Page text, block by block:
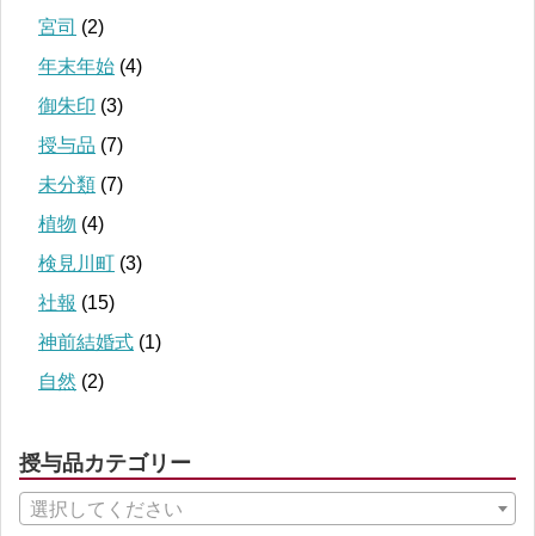
宮司 (2)
年末年始 (4)
御朱印 (3)
授与品 (7)
未分類 (7)
植物 (4)
検見川町 (3)
社報 (15)
神前結婚式 (1)
自然 (2)
授与品カテゴリー
選択してください